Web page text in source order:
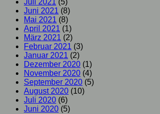
Juli 2021 (5)
Juni 2021 (8)
Mai 2021 (8)
April 2021 (1)
März 2021 (2)
Februar 2021 (3)
Januar 2021 (2)
Dezember 2020 (1)
November 2020 (4)
September 2020 (5)
August 2020 (10)
Juli 2020 (6)
Juni 2020 (5)